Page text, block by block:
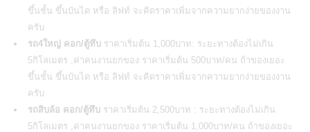
ขึ้นชั้น ขึ้นบันได หรือ ลิฟท์ จะคิดราคาเพิ่มจากความยากง่ายของงาน
ครับ
รถ4ใหญ่ คอก/ตู้ทึบ ราคาเริ่มต้น 1,000บาท: ระยะทางต้องไม่เกิน
5กิโลเมตร ,ค่าคนงานยกของ ราคาเริ่มต้น 500บาท/คน ถ้าของเยอะ
ขึ้นชั้น ขึ้นบันได หรือ ลิฟท์ จะคิดราคาเพิ่มจากความยากง่ายของงาน
ครับ
รถสิบล้อ คอก/ตู้ทึบ ราคาเริ่มต้น 2,500บาท : ระยะทางต้องไม่เกิน
5กิโลเมตร ,ค่าคนงานยกของ ราคาเริ่มต้น 1,000บาท/คน ถ้าของเยอะ